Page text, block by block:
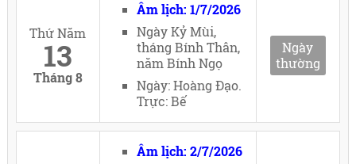
Thứ Năm
13
Tháng 8
Âm lịch: 1/7/2026
Ngày Kỷ Mùi,
tháng Bính Thân,
năm Bính Ngọ
Ngày: Hoàng Đạo.
Trực: Bế
Ngày
thường
Âm lịch: 2/7/2026